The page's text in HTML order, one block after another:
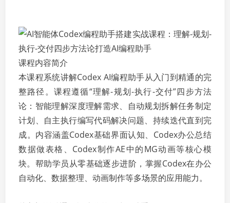
课程内容简介
本课程系统讲解Codex AI编程助手从入门到精通的完
整路径。课程遵循“理解-规划-执行-交付”四步方法
论：智能理解深度理解需求、自动规划拆解任务制定
计划、自主执行编写代码解决问题、持续迭代直到完
成。内容涵盖Codex基础界面认知、Codex办公总结
数据做表格、Codex制作AE中的MG动画等核心模
块。帮助学员从零基础逐步进阶，掌握Codex在办公
自动化、数据整理、动画制作等多场景的应用能力。